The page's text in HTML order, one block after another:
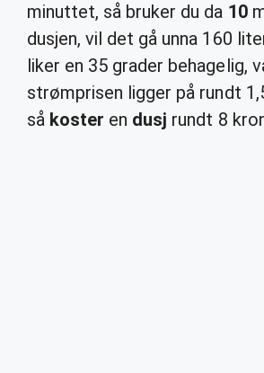
minuttet, så bruker du da 10
dusjen, vil det gå unna 160
liker en 35 grader behagelig,
strømprisen ligger på rundt
så koster en dusj rundt 8